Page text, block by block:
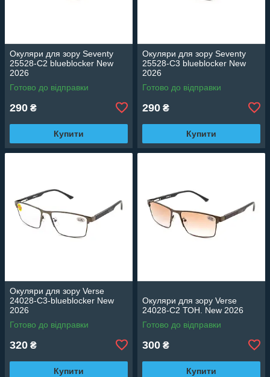
Окуляри для зору Seventy
25528-C2 blueblocker New
2026
Готово до відправки
290 ₴
Купити
Окуляри для зору Seventy
25528-C3 blueblocker New
2026
Готово до відправки
290 ₴
Купити
Окуляри для зору Verse
24028-C3-blueblocker New
2026
Готово до відправки
320 ₴
Купити
Окуляри для зору Verse
24028-C2 ТОН. New 2026
Готово до відправки
300 ₴
Купити